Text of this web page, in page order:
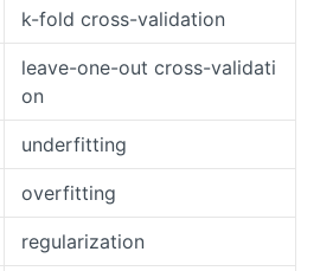
k-fold cross-validation
leave-one-out cross-validati
on
underfitting
overfitting
regularization